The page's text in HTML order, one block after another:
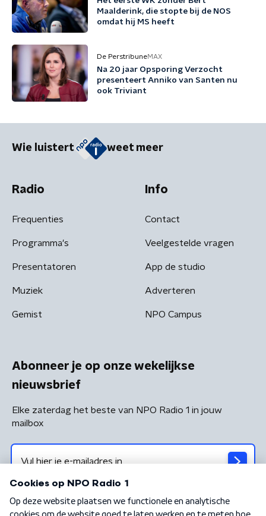
Maalderink, die stopte bij de NOS
omdat hij MS heeft
De PerstribuneMAX
Na 20 jaar Opsporing Verzocht
presenteert Anniko van Santen nu
ook Triviant
Wie luistert weet meer
Radio
Frequenties
Programma's
Presentatoren
Muziek
Gemist
Info
Contact
Veelgestelde vragen
App de studio
Adverteren
NPO Campus
Abonneer je op onze wekelijkse
nieuwsbrief
Elke zaterdag het beste van NPO Radio 1 in jouw
mailbox